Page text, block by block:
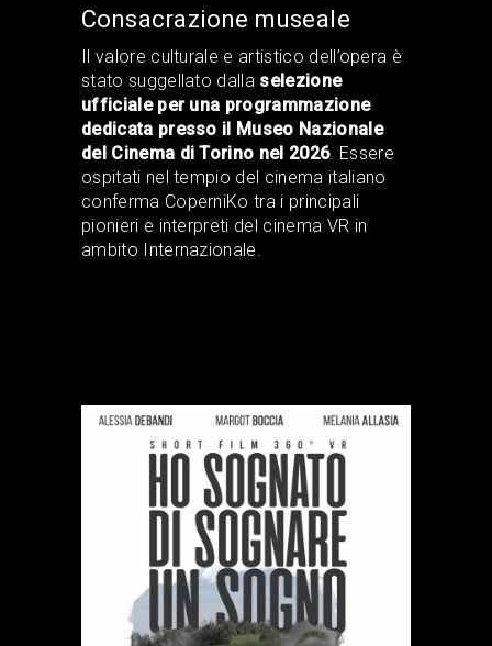
Consacrazione museale
Il valore culturale e artistico dell’opera è
stato suggellato dalla selezione
ufficiale per una programmazione
dedicata presso il Museo Nazionale
del Cinema di Torino nel 2026. Essere
ospitati nel tempio del cinema italiano
conferma CoperniKo tra i principali
pionieri e interpreti del cinema VR in
ambito Internazionale.